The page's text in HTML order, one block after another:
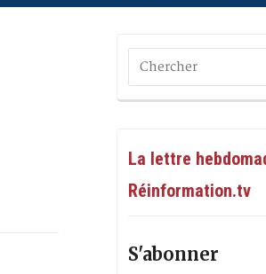
La lettre
Réinformation.tv
S'abonner